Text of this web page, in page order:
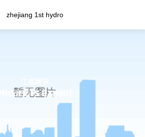
zhejiang 1st hydro
PROJECTS EXHIBIT